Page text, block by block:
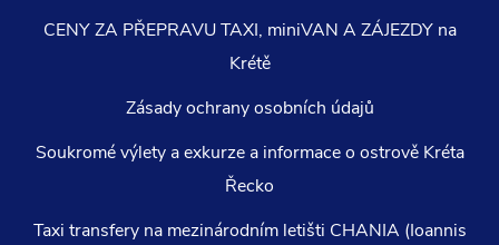
CENY ZA PŘEPRAVU TAXI, miniVAN A ZÁJEZDY na
Krétě
Zásady ochrany osobních údajů
Soukromé výlety a exkurze a informace o ostrově Kréta
Řecko
Taxi transfery na mezinárodním letišti CHANIA (Ioannis